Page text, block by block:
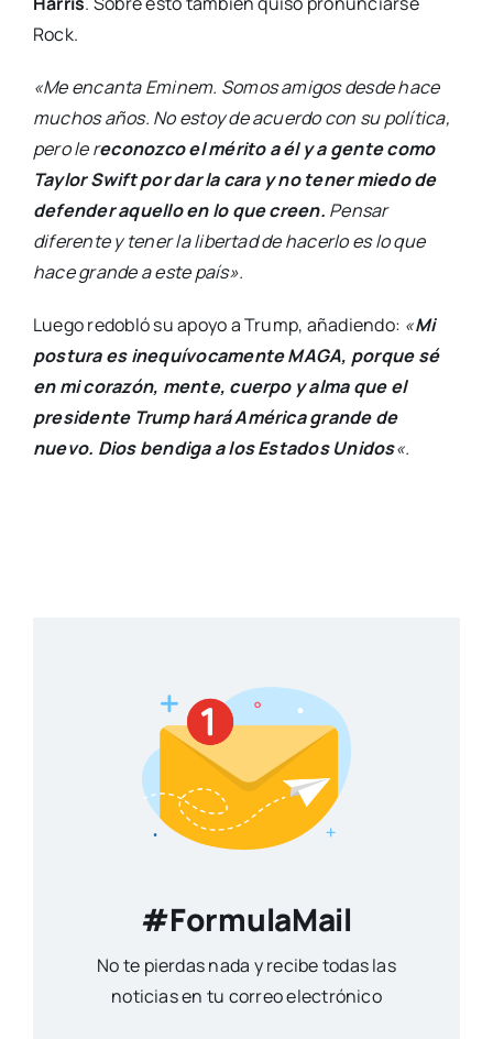
Rock.
«Me encanta Eminem. Somos amigos desde hace
muchos años. No estoy de acuerdo con su política,
pero le reconozco el mérito a él y a gente como
Taylor Swift por dar la cara y no tener miedo de
defender aquello en lo que creen. Pensar
diferente y tener la libertad de hacerlo es lo que
hace grande a este país».
Luego redobló su apoyo a Trump, añadiendo: «Mi
postura es inequívocamente MAGA, porque sé
en mi corazón, mente, cuerpo y alma que el
presidente Trump hará América grande de
nuevo. Dios bendiga a los Estados Unidos«.
#FormulaMail
No te pierdas nada y recibe todas las
noticias en tu correo electrónico